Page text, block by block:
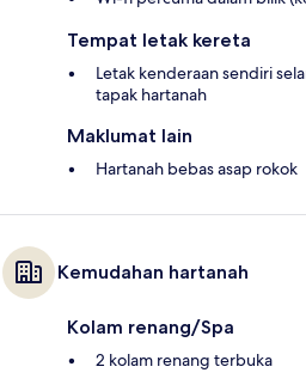
Tempat letak kereta
Letak kenderaan sendiri
tapak hartanah
Maklumat lain
Hartanah bebas asap rokok
Kemudahan hartanah
Kolam renang/Spa
2 kolam renang terbuka